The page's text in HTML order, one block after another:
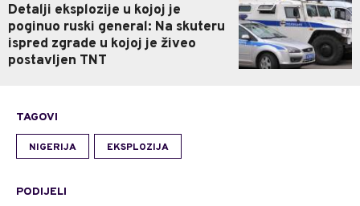
Detalji eksplozije u kojoj je
poginuo ruski general: Na skuteru
ispred zgrade u kojoj je živeo
postavljen TNT
TAGOVI
NIGERIJA EKSPLOZIJA
PODIJELI